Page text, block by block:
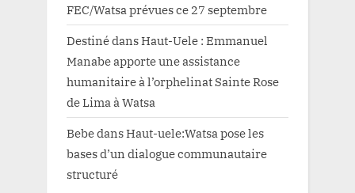
FEC/Watsa prévues ce 27 septembre
DestinédansHaut-Uele : Emmanuel
Manabe apporte une assistance
humanitaire à l’orphelinat Sainte Rose
de Lima à Watsa
BebedansHaut-uele:Watsa pose les
bases d’un dialogue communautaire
structuré